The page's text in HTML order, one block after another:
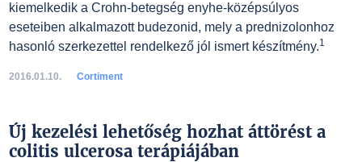
kiemelkedik a Crohn-betegség enyhe-középsúlyos
eseteiben alkalmazott budezonid, mely a prednizolonhoz
hasonló szerkezettel rendelkező jól ismert készítmény.1
2016.01.10. Cortiment
Új kezelési lehetőség hozhat áttörést a
colitis ulcerosa terápiájában